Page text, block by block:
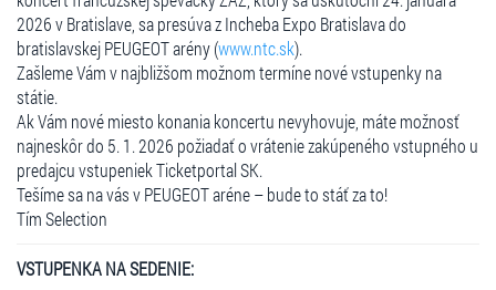
2026 v Bratislave, sa presúva z Incheba Expo Bratislava do
bratislavskej PEUGEOT arény (www.ntc.sk).
Zašleme Vám v najbližšom možnom termíne nové vstupenky na
státie.
Ak Vám nové miesto konania koncertu nevyhovuje, máte možnosť
najneskôr do 5. 1. 2026 požiadať o vrátenie zakúpeného vstupného u
predajcu vstupeniek Ticketportal SK.
Tešíme sa na vás v PEUGEOT aréne – bude to stáť za to!
Tím Selection
VSTUPENKANA SEDENIE: